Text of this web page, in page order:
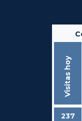
Visitas hoy
237